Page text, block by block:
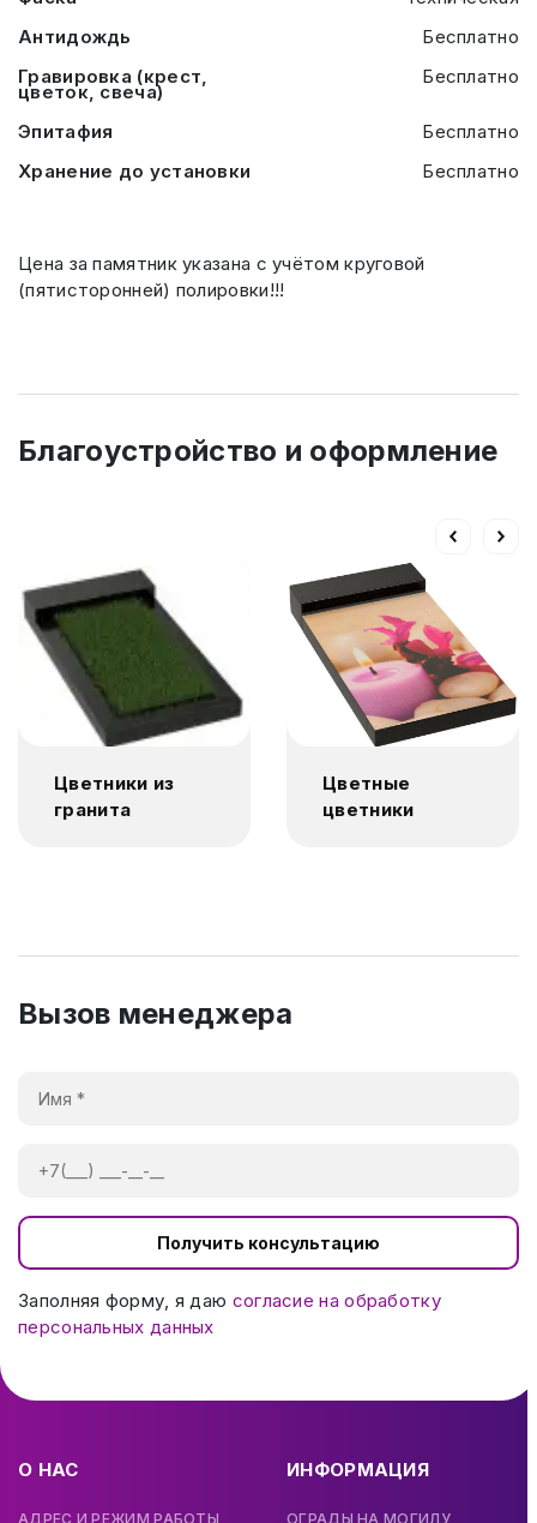
Антидождь
Бесплатно
Гравировка (крест,
цветок, свеча)
Бесплатно
Эпитафия
Бесплатно
Хранение до установки
Бесплатно
Цена за памятник указана с учётом круговой
(пятисторонней) полировки!!!
Благоустройство и оформление
Цветники из
гранита
Цветные
цветники
Вызов менеджера
Получить консультацию
Заполняя форму, я даю согласие на обработку
персональных данных
О НАС
АДРЕС И РЕЖИМ РАБОТЫ
ИНФОРМАЦИЯ
ОГРАДЫ НА МОГИЛУ